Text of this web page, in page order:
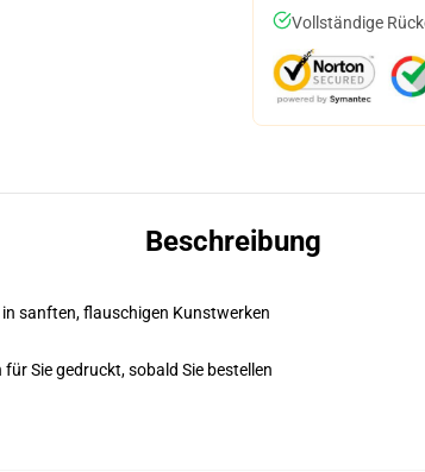
Vollständige
Beschreibung
sanften, flauschigen Kunstwerken
Sie gedruckt, sobald Sie bestellen